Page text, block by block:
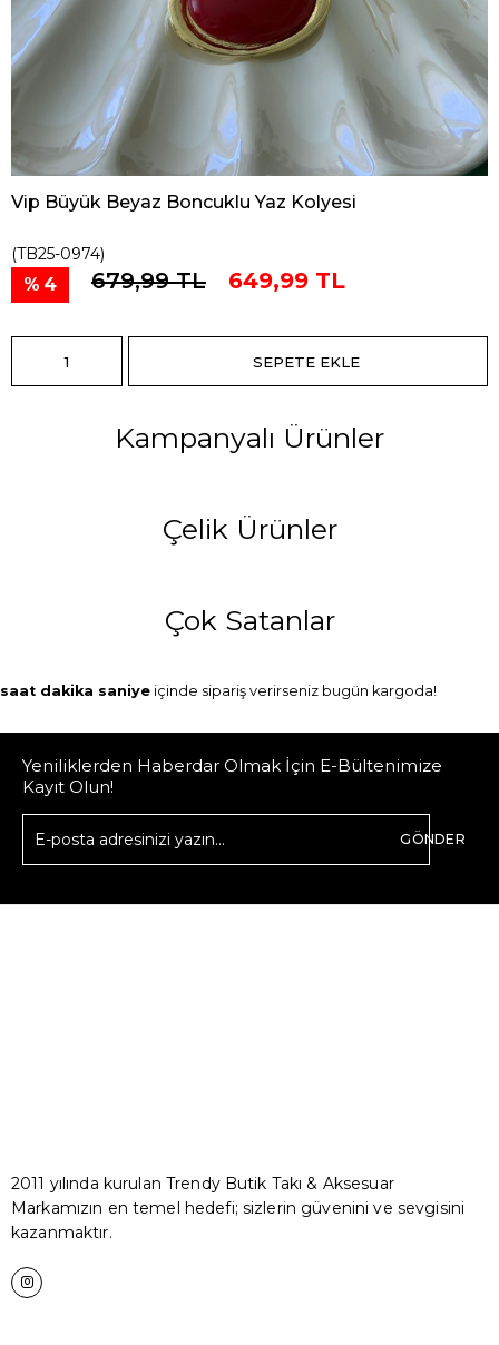
Vip Büyük Beyaz Boncuklu Yaz Kolyesi
(TB25-0974)
4 679,99 TL 649,99 TL
Kampanyalı Ürünler
Çelik Ürünler
Çok Satanlar
saat dakika saniye içinde sipariş verirseniz bugün kargoda!
Yeniliklerden Haberdar Olmak İçin E-Bültenimize
Kayıt Olun!
GÖNDER
2011 yılında kurulan Trendy Butik Takı & Aksesuar
Markamızın en temel hedefi; sizlerin güvenini ve sevgisini
kazanmaktır.